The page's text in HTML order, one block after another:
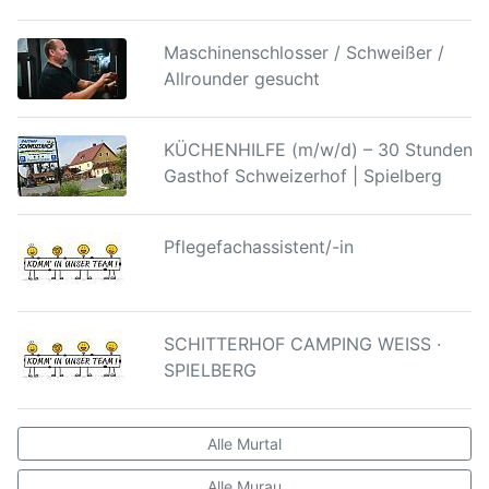
Wir bieten:
Spannende Tätigkeit in einem etablierten
Unternehmen
Abwechslungsreiche Aufgaben in einem
dynamischen Umfeld
Angenehmes Arbeitsklima und ein motiviertes
Team
Flache Unternehmensstruktur
Faires Gehaltspaket
Hast du Interesse an dieser Position?
Dann bewirb dich jetzt!
Wir freuen uns darauf, dich kennenzulernen.
Kontakt:Ing. Robert Kußman
+43 664 75017010
Maschinenschlosser / Schweißer /
Allrounder gesucht
KÜCHENHILFE (m/w/d) – 30 Stunden |
Gasthof Schweizerhof | Spielberg
Pflegefachassistent/-in
SCHITTERHOF CAMPING WEISS ·
SPIELBERG
Alle Murtal